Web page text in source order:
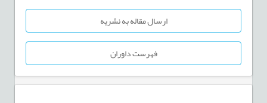
ارسال مقاله به نشریه
فهرست داوران